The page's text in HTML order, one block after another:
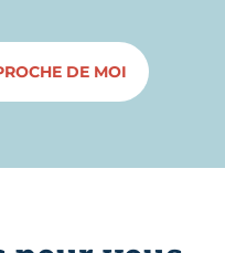
DE MOI